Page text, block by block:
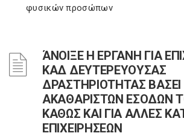
φυσικών προσώπων
ΆΝΟΙΞΕ Η ΕΡΓΑΝΗ ΓΙΑ
ΚΑΔ ΔΕΥΤΕΡΕΥΟΥΣΑΣ
ΔΡΑΣΤΗΡΙΟΤΗΤΑΣ ΒΑΣΕΙ
ΑΚΑΘΑΡΙΣΤΩΝ ΕΣΟΔΩΝ
ΚΑΘΩΣ ΚΑΙ ΓΙΑ ΑΛΛΕΣ
ΕΠΙΧΕΙΡΗΣΕΩΝ